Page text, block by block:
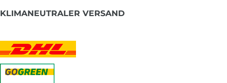
KLIMANEUTRALER VERSAND